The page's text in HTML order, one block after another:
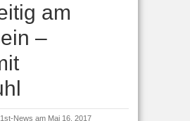
am
–
1st-News am Mai 16, 2017